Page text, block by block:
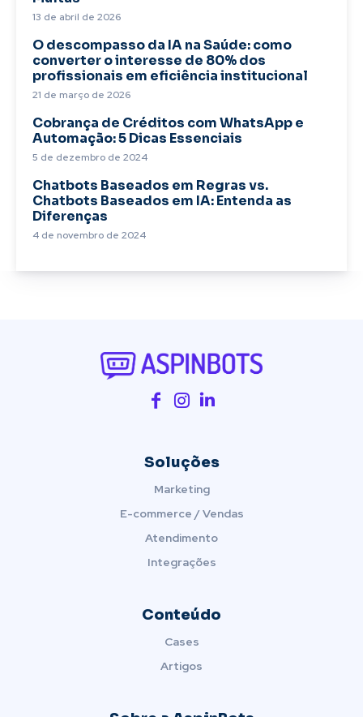
13 de abril de 2026
O descompasso da IA na Saúde: como
converter o interesse de 80% dos
profissionais em eficiência institucional
21 de março de 2026
Cobrança de Créditos com WhatsApp e
Automação: 5 Dicas Essenciais
5 de dezembro de 2024
Chatbots Baseados em Regras vs.
Chatbots Baseados em IA: Entenda as
Diferenças
4 de novembro de 2024
Soluções
Marketing
E-commerce / Vendas
Atendimento
Integrações
Conteúdo
Cases
Artigos